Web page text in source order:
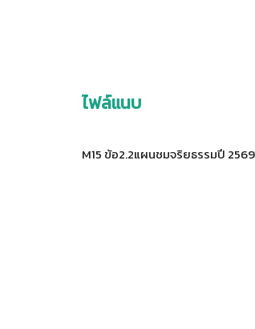
ไฟล์แนบ
M15 ข้อ2.2แผนชมจริยธรรมปี